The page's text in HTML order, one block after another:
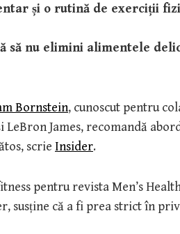
și o rutină de exerciții
să nu elimini alimentele
Bornstein, cunoscut pentru
LeBron James, recomandă
scrie Insider.
pentru revista Men’s
susține că a fi prea strict în